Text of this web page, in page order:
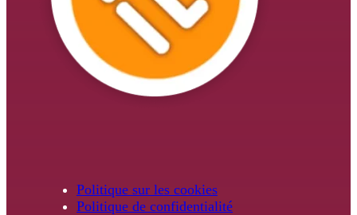
Politique sur les cookies
Politique de confidentialité